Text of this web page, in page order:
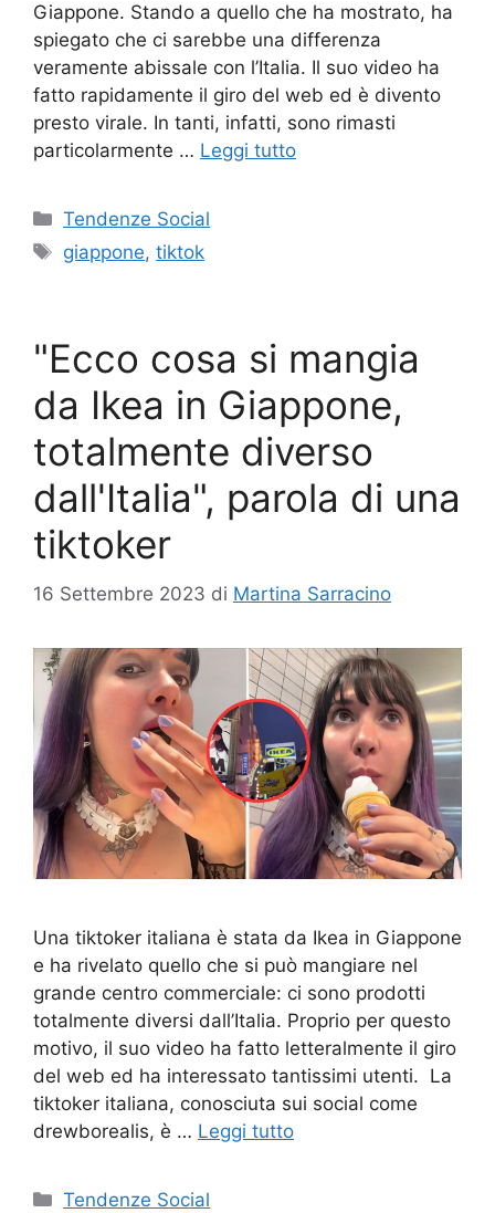
Giappone. Stando a quello che ha mostrato, ha
spiegato che ci sarebbe una differenza
veramente abissale con l’Italia. Il suo video ha
fatto rapidamente il giro del web ed è divento
presto virale. In tanti, infatti, sono rimasti
particolarmente … Leggi tutto
Categorie
Tendenze Social
Tag
giappone,tiktok
"Ecco cosa si mangia
da Ikea in Giappone,
totalmente diverso
dall'Italia", parola di una
tiktoker
16 Settembre 2023 di Martina Sarracino
Una tiktoker italiana è stata da Ikea in Giappone
e ha rivelato quello che si può mangiare nel
grande centro commerciale: ci sono prodotti
totalmente diversi dall’Italia. Proprio per questo
motivo, il suo video ha fatto letteralmente il giro
del web ed ha interessato tantissimi utenti. La
tiktoker italiana, conosciuta sui social come
drewborealis, è … Leggi tutto
Categorie
Tendenze Social